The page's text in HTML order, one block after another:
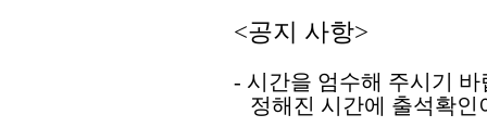
<공지 사항>
- 시간을 엄수해 주시기 바
정해진 시간에 출석확인